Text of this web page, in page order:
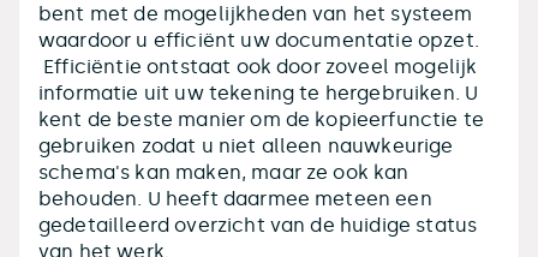
bent met de mogelijkheden van het systeem
waardoor u efficiënt uw documentatie opzet.
Efficiëntie ontstaat ook door zoveel mogelijk
informatie uit uw tekening te hergebruiken. U
kent de beste manier om de kopieerfunctie te
gebruiken zodat u niet alleen nauwkeurige
schema's kan maken, maar ze ook kan
behouden. U heeft daarmee meteen een
gedetailleerd overzicht van de huidige status
van het werk.